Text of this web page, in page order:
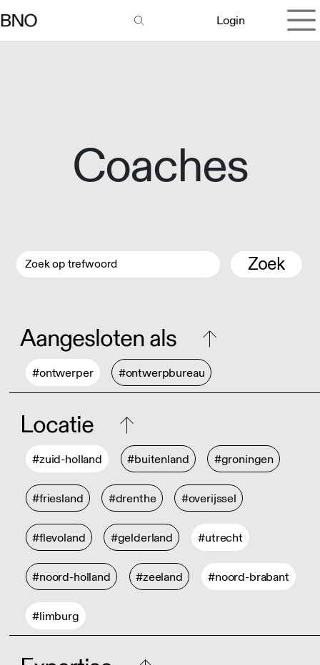
Login
Coaches
Zoek
Aangesloten als
#ontwerper #ontwerpbureau
Locatie
#zuid-holland #buitenland #groningen
#friesland #drenthe #overijssel
#flevoland #gelderland #utrecht
#noord-holland #zeeland #noord-brabant
#limburg